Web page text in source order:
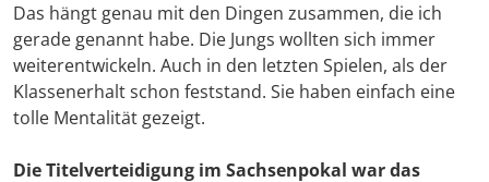
Das hängt genau mit den Dingen zusammen, die ich
gerade genannt habe. Die Jungs wollten sich immer
weiterentwickeln. Auch in den letzten Spielen, als der
Klassenerhalt schon feststand. Sie haben einfach eine
tolle Mentalität gezeigt.
Die Titelverteidigung im Sachsenpokal war das